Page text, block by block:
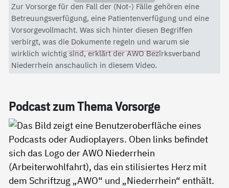
Mit dem Aktivieren des Videos akzeptieren Sie die
Datenschutzerklärung von YouTube.
Datenschutzerklärung
Zur Vorsorge für den Fall der (Not-) Fälle gehören eine
Betreuungsverfügung, eine Patientenverfügung und eine
Vorsorgevollmacht. Was sich hinter diesen Begriffen
verbirgt, was die Dokumente regeln und warum sie
wirklich wichtig sind, erklärt der AWO Bezirksverband
Niederrhein anschaulich in diesem Video.
Pod­cast zum The­ma Vor­sor­ge